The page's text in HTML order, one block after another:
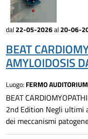
dal22-05-2026al20-06-
BEAT
AMYLOIDOSIS
Luogo: FERMO
BEAT
2nd Edition Negli ultimi
dei meccanismi